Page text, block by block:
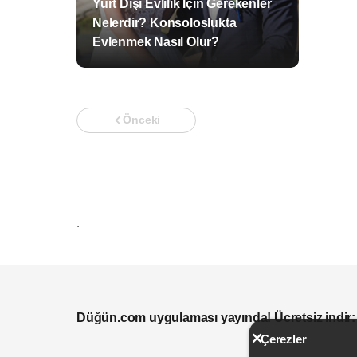
Yurt Dışı Evlilik İçin Gerekenler
Nelerdir? Konsoloslukta
Evlenmek Nasıl Olur?
Önceki
.
Düğün.com uygulaması yayında! Ücretsiz indir:
Çerezler